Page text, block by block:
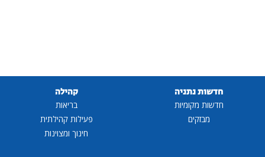
חדשות נתניה
חדשות מקומיות
מבזקים
קהילה
בריאות
פעילות קהילתית
חינוך ומצוינות